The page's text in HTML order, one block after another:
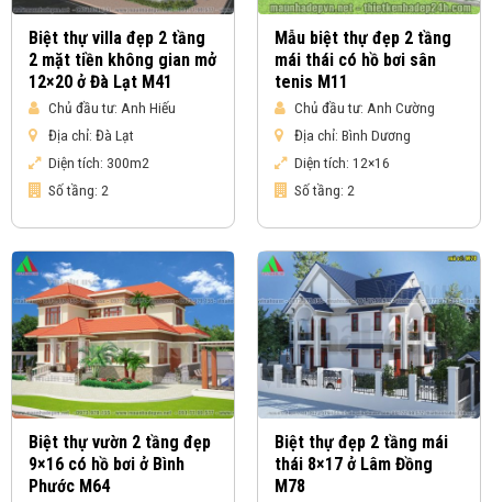
Biệt thự villa đẹp 2 tầng
2 mặt tiền không gian mở
12×20 ở Đà Lạt M41
Chủ đầu tư: Anh Hiếu
Địa chỉ: Đà Lạt
Diện tích: 300m2
Số tầng: 2
Mẫu biệt thự đẹp 2 tầng
mái thái có hồ bơi sân
tenis M11
Chủ đầu tư: Anh Cường
Địa chỉ: Bình Dương
Diện tích: 12×16
Số tầng: 2
Biệt thự vườn 2 tầng đẹp
9×16 có hồ bơi ở Bình
Phước M64
Biệt thự đẹp 2 tầng mái
thái 8×17 ở Lâm Đồng
M78